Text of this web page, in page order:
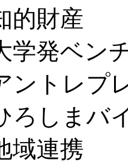
的財産
学発ベン
ントレプ
ろしまバ
域連携